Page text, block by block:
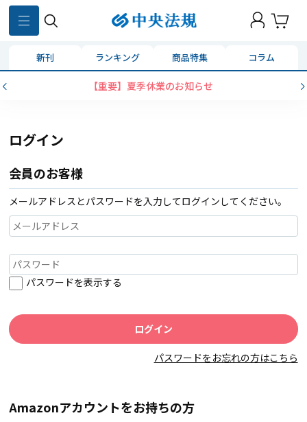
新刊 ランキング 商品特集 コラム
【重要】夏季休業のお知らせ
ログイン
会員のお客様
メールアドレスとパスワードを入力してログインしてください。
パスワードを表示する
パスワードをお忘れの方はこちら
Amazonアカウントをお持ちの方